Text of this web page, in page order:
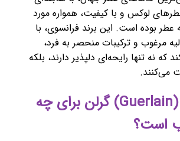
لوکس و با کیفیت، همواره مورد
عطر بوده است. این برند فرانسوی، با
مرغوب و ترکیبات منحصر به فرد،
نه تنها رایحه‌ای دلپذیر دارند، بلکه
می‌کنند.
عطر و ادکلن (Guerlain) گرلن برای چه
است؟